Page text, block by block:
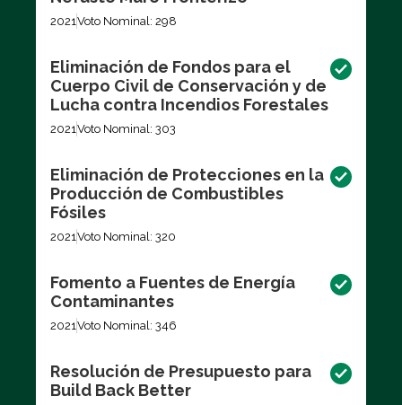
2021Voto Nominal: 298
Eliminación de Fondos para el
Cuerpo Civil de Conservación y de
Lucha contra Incendios Forestales
2021Voto Nominal: 303
Eliminación de Protecciones en la
Producción de Combustibles
Fósiles
2021Voto Nominal: 320
Fomento a Fuentes de Energía
Contaminantes
2021Voto Nominal: 346
Resolución de Presupuesto para
Build Back Better